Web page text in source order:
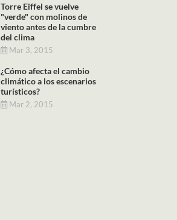
Torre Eiffel se vuelve
"verde" con molinos de
viento antes de la cumbre
del clima
Mar 3, 2015
¿Cómo afecta el cambio
climático a los escenarios
turísticos?
Mar 2, 2015